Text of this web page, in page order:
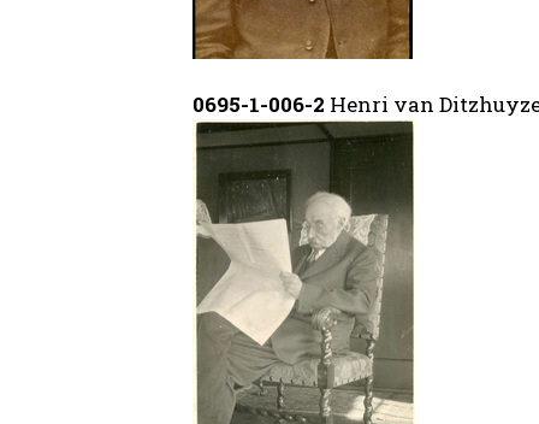
0695-1-006-2 Henri van